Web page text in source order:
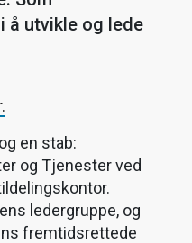
å utvikle og lede
en stab:
og Tjenester ved
ledergruppe, og
fremtidsrettede